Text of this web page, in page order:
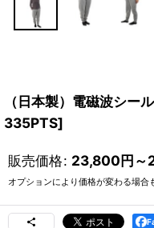
（日本製）電磁波シー
335PTS]
販売価格: 23,800円～
オプションにより価格が変わる場合